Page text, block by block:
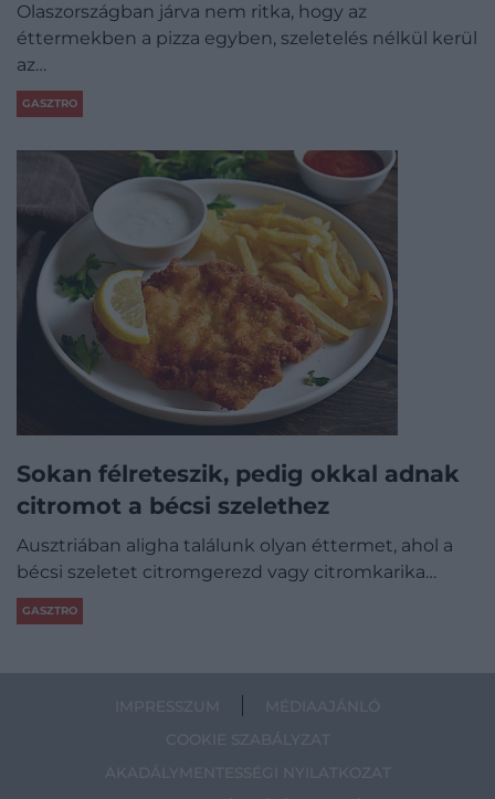
Olaszországban járva nem ritka, hogy az
éttermekben a pizza egyben, szeletelés nélkül kerül
az…
GASZTRO
Sokan félreteszik, pedig okkal adnak
citromot a bécsi szelethez
Ausztriában aligha találunk olyan éttermet, ahol a
bécsi szeletet citromgerezd vagy citromkarika…
GASZTRO